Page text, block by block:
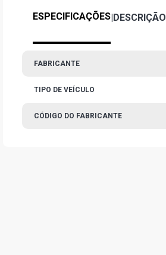
ESPECIFICAÇÕES|DESCRIÇÃO
FABRICANTE
TIPO DE VEÍCULO
CÓDIGO DO FABRICANTE